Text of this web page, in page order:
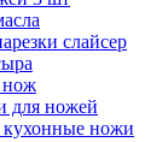
слайсер
для ножей
ножи